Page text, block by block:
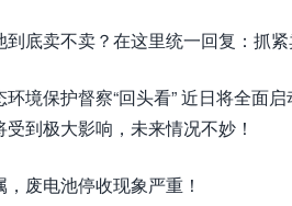
底卖不卖？在这里统一回复：抓紧
境保护督察“回头看” 近日将全面
到极大影响，未来情况不妙！
废电池停收现象严重！